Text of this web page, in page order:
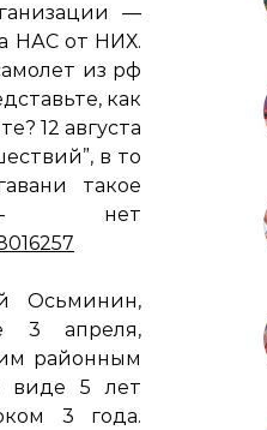
—
НАС от НИХ.
из рф
как
12 августа
в то
такое
нет
Осьминин,
3 апреля,
районным
виде 5 лет
3 года.